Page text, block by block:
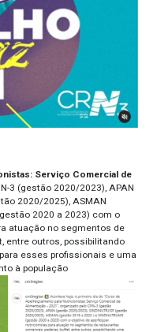
Serviço Comercial de
3 (gestão 2020/2023), APAN
2020/2025), ASMAN
2020 a 2023) com o
atuação no segmentos de
entre outros, possibilitando
esses profissionais e uma
à população